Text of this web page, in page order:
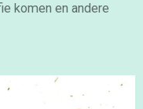
komen en andere